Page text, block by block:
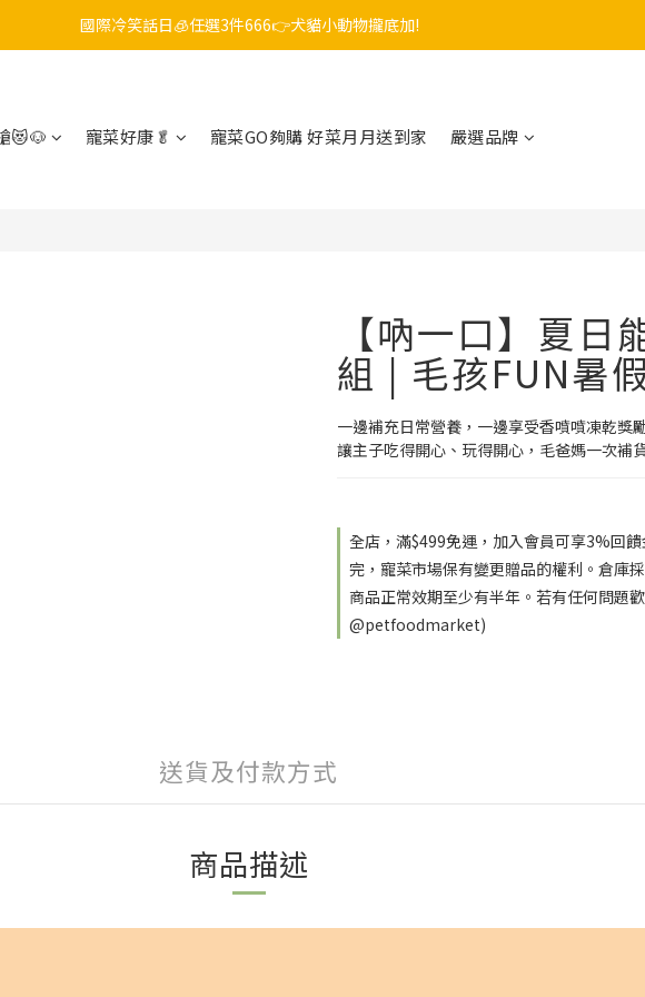
毛孩FUN暑假，飼料最低45折起😻只到9/21
😎吉老闆 即期飼料出清中💥只要599起
😻🐶 寵菜好康🥬 寵菜GO夠購 好菜月月送到家 嚴選品牌
【吶一口】夏日
組 | 毛孩FUN暑假
一邊補充日常營養，一邊享受香噴噴凍乾獎
讓主子吃得開心、玩得開心，毛爸媽一次補
全店，滿$499免運，加入會員可享3%回
完，寵菜市場保有變更贈品的權利。倉庫
商品正常效期至少有半年。若有任何問題
@petfoodmarket)
送貨及付款方式
商品描述